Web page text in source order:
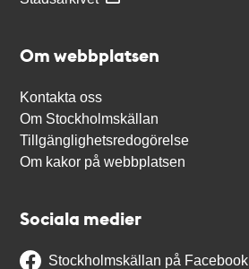
Om webbplatsen
Kontakta oss
Om Stockholmskällan
Tillgänglighetsredogörelse
Om kakor på webbplatsen
Sociala medier
Stockholmskällan på Facebook